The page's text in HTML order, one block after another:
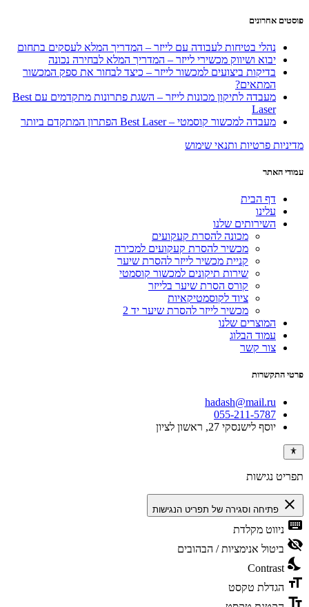
פוסטים אחרונים
נהלי בטיחות לעבודה עם לייזר – המדריך המלא לעסקים בתחום
יבוא ושיווק מכשירי לייזר – המדריך המלא לבחירה נכונה
בדיקות ביצועים למכשור לייזר – כיצד לבחור את ספק המכשור
המתאים?
מעבדה לתיקון מכונות לייזר – השגת פתרונות מתקדמים עם Best
Laser
מעבדה למכשור קוסמטי – Best Laser הפתרון המתקדם ביותר
מדיניות פרטיות ותנאי שימוש
עמודי האתר
דף הבית
עלינו
השירותים שלנו
מכונה להסרת קעקועים
מכשיר להסרת קעקועים למכירה
קניית מכשיר לייזר להסרת שיער
שירות תיקונים למכשור קוסמטי
קורס הסרת שיער בלייזר
ציוד לקוסמטיקאיות
מכשיר לייזר להסרת שיער יד 2
המוצרים שלנו
עמוד הבלוג
צור קשר
פרטי התקשרות
hadash@mail.ru
055-211-5787
יוסף לישנסקי 27, ראשון לציון
תפריט נגישות
close פתיחה וסגירה של תפריט הנגישות
keyboard ניווט מקלדת
visibility_off ביטול אנימציות / הבהובים
nights_stay
Contrast
format_size הגדלת טקסט
text_fields